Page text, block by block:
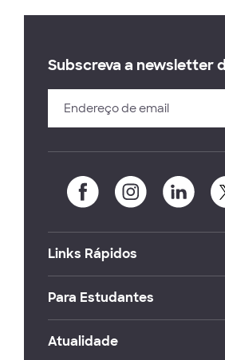
Subscreva a newsletter
Links Rápidos
Para Estudantes
Atualidade